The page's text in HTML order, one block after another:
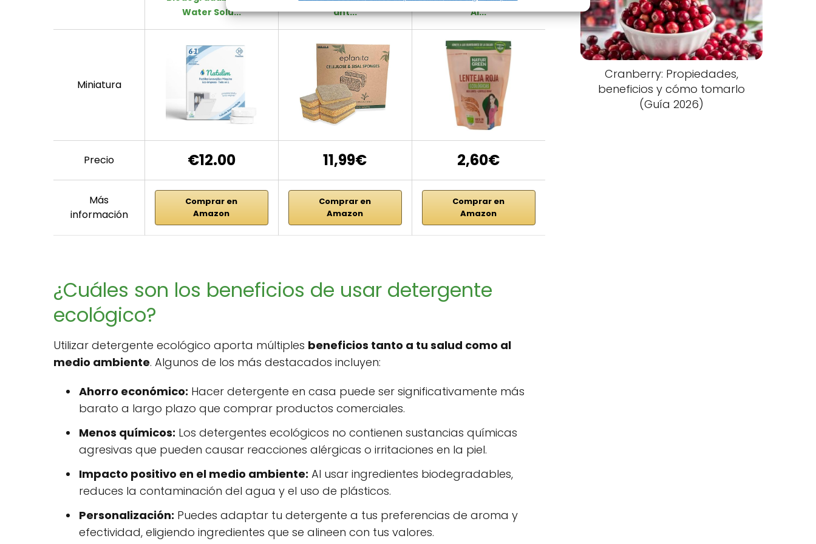
Water Solu...
ant...
Al...
Miniatura
Precio €12.00 11,99€ 2,60€
Más
información
Comprar en
Amazon
Comprar en
Amazon
Comprar en
Amazon
¿Cuáles son los beneficios de usar detergente
ecológico?
Utilizar detergente ecológico aporta múltiples beneficios tanto a tu salud como al
medio ambiente. Algunos de los más destacados incluyen:
Ahorro económico: Hacer detergente en casa puede ser significativamente más
barato a largo plazo que comprar productos comerciales.
Menos químicos: Los detergentes ecológicos no contienen sustancias químicas
agresivas que pueden causar reacciones alérgicas o irritaciones en la piel.
Impacto positivo en el medio ambiente: Al usar ingredientes biodegradables,
reduces la contaminación del agua y el uso de plásticos.
Personalización: Puedes adaptar tu detergente a tus preferencias de aroma y
efectividad, eligiendo ingredientes que se alineen con tus valores.
Cranberry: Propiedades,
beneficios y cómo tomarlo
(Guía 2026)